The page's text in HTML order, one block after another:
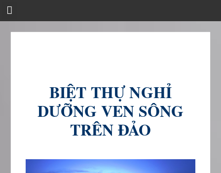
BIỆT THỰ NGHỈ
DƯỠNG VEN SÔNG
TRÊN ĐẢO